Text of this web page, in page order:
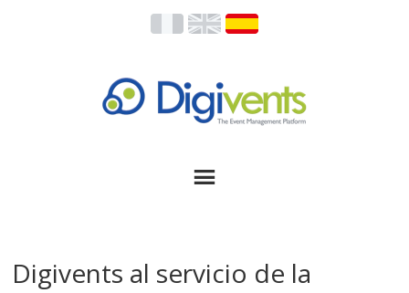
Digivents al servicio de la